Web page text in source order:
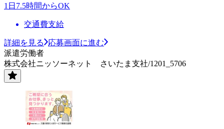
1日7.5時間からOK
交通費支給
詳細を見る
応募画面に進む
派遣労働者
株式会社ニッソーネット さいたま支社/1201_5706